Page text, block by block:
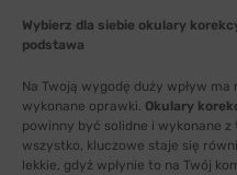
Wybierz dla siebie okulary
podstawa
Na Twoją wygodę duży wpływ
wykonane oprawki. Okulary
powinny być solidne i wykonane
wszystko, kluczowe staje się
lekkie, gdyż wpłynie to na Twój